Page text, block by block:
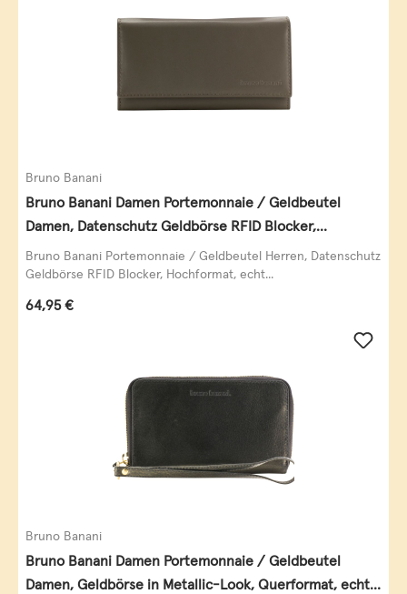
Bruno Banani
Bruno Banani Damen Portemonnaie / Geldbeutel
Damen, Datenschutz Geldbörse RFID Blocker,
Querformat, echt Leder, taupe
Bruno Banani Portemonnaie / Geldbeutel Herren, Datenschutz
Geldbörse RFID Blocker, Hochformat, echt...
Regulärer Preis:
64,95 €
Bruno Banani
Bruno Banani Damen Portemonnaie / Geldbeutel
Damen, Geldbörse in Metallic-Look, Querformat, echt